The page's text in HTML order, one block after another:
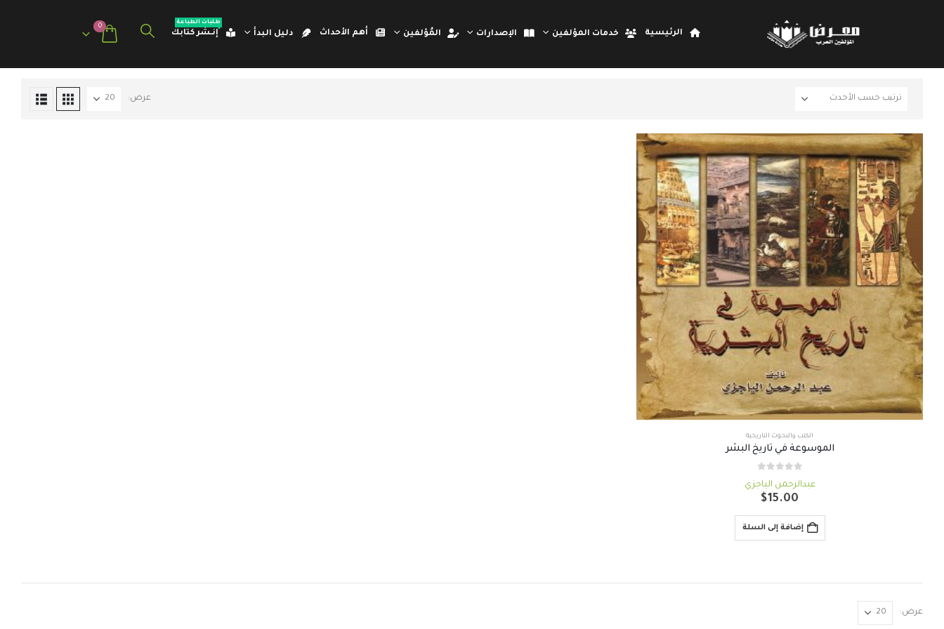
الرئيسية خدمات المؤلفين الإصدارات المُؤلفين أهم الأحداث دليل البدأ إنـشر كتابك
طلبات الطباعة 0
عرض:
الكتب والبحوث التاريخية
الموسوعة في تاريخ البشر
عبدالرحمن الياجزي
$15.00
إضافة إلى السلة
عرض: